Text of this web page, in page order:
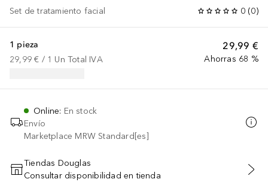
Set de tratamiento facial 0 (0)
29,99 €
Ahorras 68 %
1 pieza
29,99 € / 1 Un Total IVA
Online: En stock
Envío
Marketplace MRW Standard[es]
AÑADIR AL CARRITO
Tiendas Douglas
Consultar disponibilidad en tienda